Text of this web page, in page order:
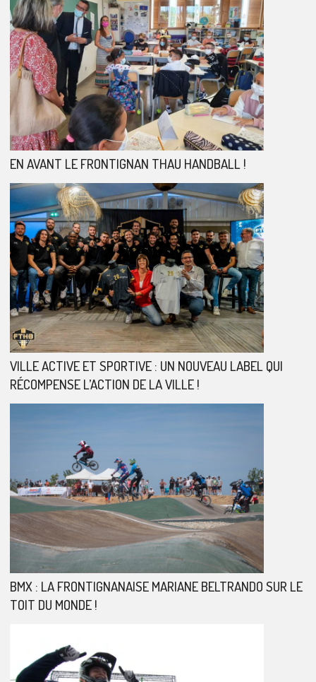
EN AVANT LE FRONTIGNAN THAU HANDBALL !
VILLE ACTIVE ET SPORTIVE : UN NOUVEAU LABEL QUI
RÉCOMPENSE L’ACTION DE LA VILLE !
BMX : LA FRONTIGNANAISE MARIANE BELTRANDO SUR LE
TOIT DU MONDE !